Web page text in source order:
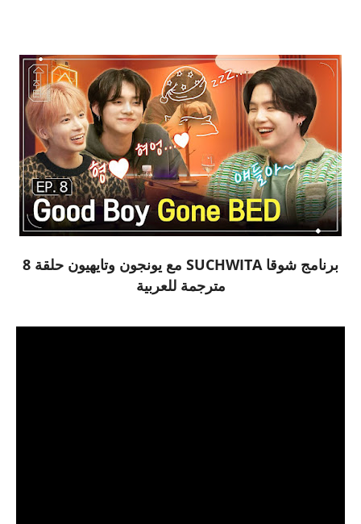
برنامج شوقا SUCHWITA مع يونجون وتايهيون حلقة 8
مترجمة للعربية